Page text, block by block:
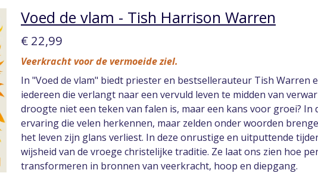
Voed de vlam - Tish Harrison Warren
€ 22,99
Veerkracht voor de vermoeide ziel.
In "Voed de vlam" biedt priester en bestsellerauteur Tish Warren
iedereen die verlangt naar een vervuld leven te midden van
droogte niet een teken van falen is, maar een kans voor groei?
ervaring die velen herkennen, maar zelden onder woorden
het leven zijn glans verliest. In deze onrustige en uitputtende
wijsheid van de vroege christelijke traditie. Ze laat ons zien hoe
transformeren in bronnen van veerkracht, hoop en diepgang.